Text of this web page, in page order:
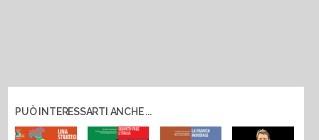
PUÒ INTERESSARTI ANCHE ...